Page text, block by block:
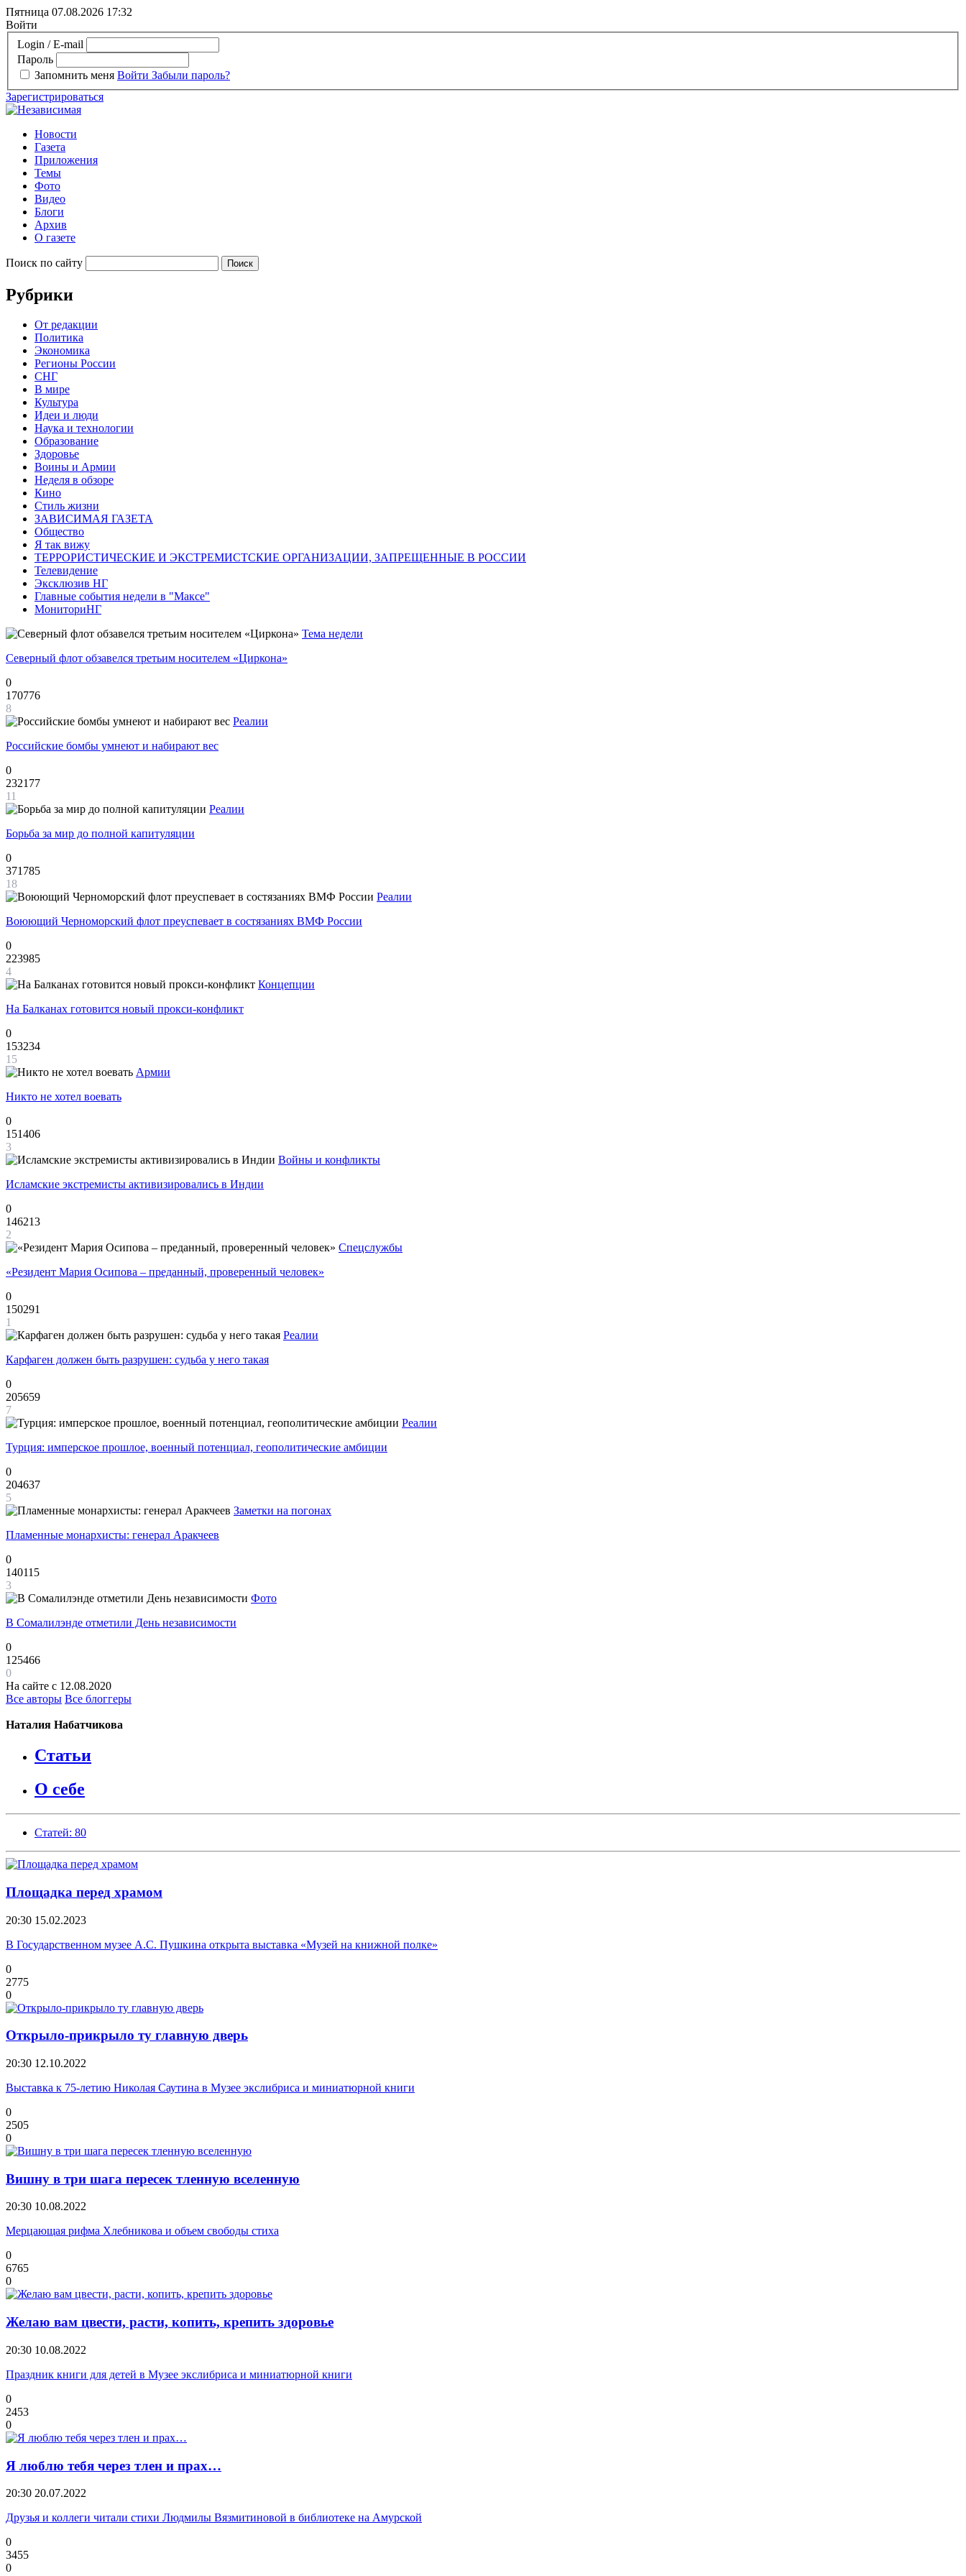
Пятница 07.08.2026 17:32
Войти
Login / E-mail
Пароль
Запомнить меня Войти Забыли пароль?
Зарегистрироваться
Новости
Газета
Приложения
Темы
Фото
Видео
Блоги
Архив
О газете
Поиск по сайту
Рубрики
От редакции
Политика
Экономика
Регионы России
СНГ
В мире
Культура
Идеи и люди
Наука и технологии
Образование
Здоровье
Воины и Армии
Неделя в обзоре
Кино
Стиль жизни
ЗАВИСИМАЯ ГАЗЕТА
Общество
Я так вижу
ТЕРРОРИСТИЧЕСКИЕ И ЭКСТРЕМИСТСКИЕ ОРГАНИЗАЦИИ, ЗАПРЕЩЕННЫЕ В РОССИИ
Телевидение
Эксклюзив НГ
Главные события недели в "Максе"
МониториНГ
Тема недели
Северный флот обзавелся третьим носителем «Циркона»
0
170776
8
Реалии
Российские бомбы умнеют и набирают вес
0
232177
11
Реалии
Борьба за мир до полной капитуляции
0
371785
18
Реалии
Воюющий Черноморский флот преуспевает в состязаниях ВМФ России
0
223985
4
Концепции
На Балканах готовится новый прокси-конфликт
0
153234
15
Армии
Никто не хотел воевать
0
151406
3
Войны и конфликты
Исламские экстремисты активизировались в Индии
0
146213
2
Спецслужбы
«Резидент Мария Осипова – преданный, проверенный человек»
0
150291
1
Реалии
Карфаген должен быть разрушен: судьба у него такая
0
205659
7
Реалии
Турция: имперское прошлое, военный потенциал, геополитические амбиции
0
204637
5
Заметки на погонах
Пламенные монархисты: генерал Аракчеев
0
140115
3
Фото
В Сомалилэнде отметили День независимости
0
125466
0
На сайте с 12.08.2020
Все авторы Все блоггеры
Наталия Набатчикова
Статьи
О себе
Статей: 80
Площадка перед храмом
20:30 15.02.2023
В Государственном музее А.С. Пушкина открыта выставка «Музей на книжной полке»
0
2775
0
Открыло-прикрыло ту главную дверь
20:30 12.10.2022
Выставка к 75-летию Николая Саутина в Музее экслибриса и миниатюрной книги
0
2505
0
Вишну в три шага пересек тленную вселенную
20:30 10.08.2022
Мерцающая рифма Хлебникова и объем свободы стиха
0
6765
0
Желаю вам цвести, расти, копить, крепить здоровье
20:30 10.08.2022
Праздник книги для детей в Музее экслибриса и миниатюрной книги
0
2453
0
Я люблю тебя через тлен и прах…
20:30 20.07.2022
Друзья и коллеги читали стихи Людмилы Вязмитиновой в библиотеке на Амурской
0
3455
0